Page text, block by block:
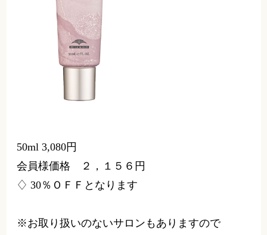
アイロンキーププライマー02
硬毛・普通毛さん向け
柔らかに整うカールを